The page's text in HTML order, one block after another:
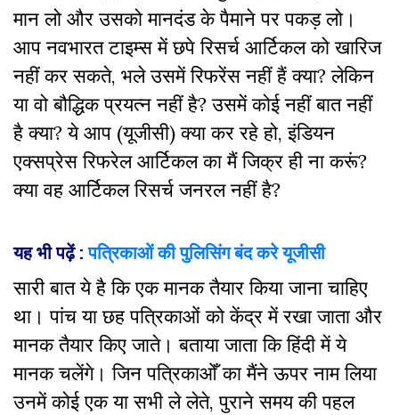
मान लो और उसको मानदंड के पैमाने पर पकड़ लो।
आप नवभारत टाइम्स में छपे रिसर्च आर्टिकल को खारिज
नहीं कर सकते, भले उसमें रिफरेंस नहीं हैं क्या? लेकिन
या वो बौद्धिक प्रयत्न नहीं है? उसमें कोई नहीं बात नहीं
है क्या? ये आप (यूजीसी) क्या कर रहे हो, इंडियन
एक्सप्रेस रिफरेल आर्टिकल का मैं जिक्र ही ना करूं?
क्या वह आर्टिकल रिसर्च जनरल नहीं है?
यह भी पढ़ें :पत्रिकाओं की पुलिसिंग बंद करे यूजीसी
सारी बात ये है कि एक मानक तैयार किया जाना चाहिए
था। पांच या छह पत्रिकाओं को केंद्र में रखा जाता और
मानक तैयार किए जाते। बताया जाता कि हिंदी में ये
मानक चलेंगे। जिन पत्रिकाओँ का मैंने ऊपर नाम लिया
उनमें कोई एक या सभी ले लेते, पुराने समय की पहल